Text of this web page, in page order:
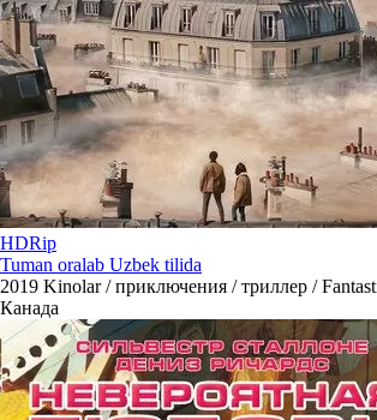
HDRip
Tuman oralab Uzbek tilida
2019 Kinolar / приключения / триллер /
Канада